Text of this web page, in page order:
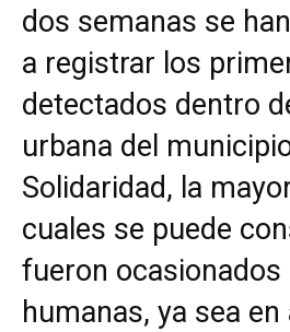
dos semanas se
a registrar los
detectados dentro
urbana del
Solidaridad, la
cuales se puede
fueron ocasionados
humanas, ya sea